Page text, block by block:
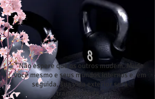
"Não espere que os outros mudem. Mude
você mesmo e seus mundos internos e, em
seguida, sua vida exterior será
transformada."